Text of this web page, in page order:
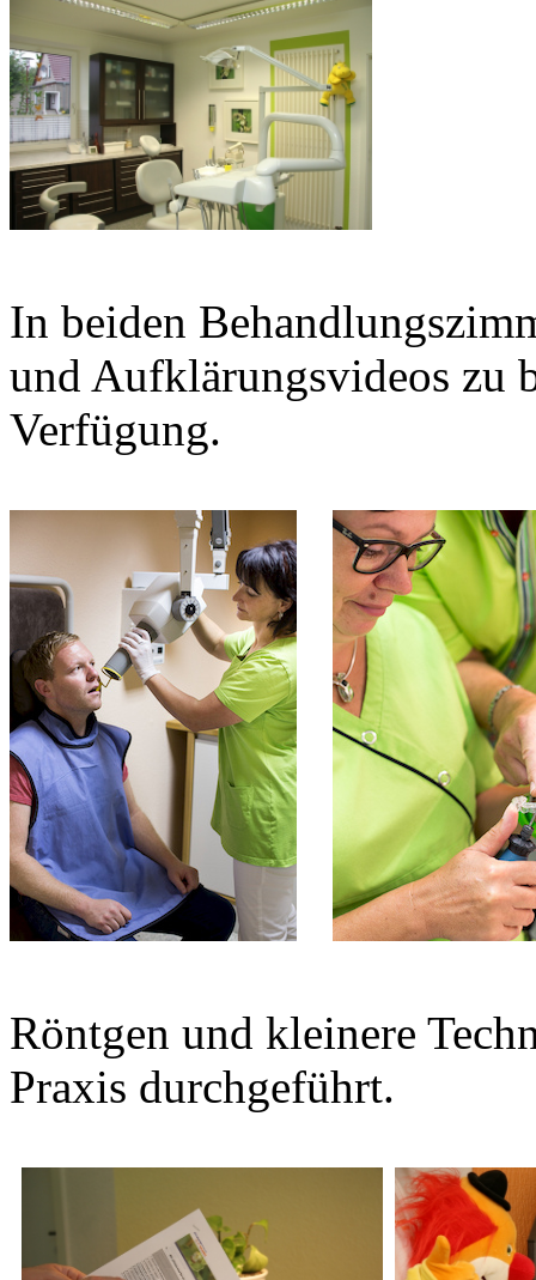
In beiden
und Aufklärungsvideos zu
Verfügung.
Röntgen und kleinere
Praxis durchgeführt.